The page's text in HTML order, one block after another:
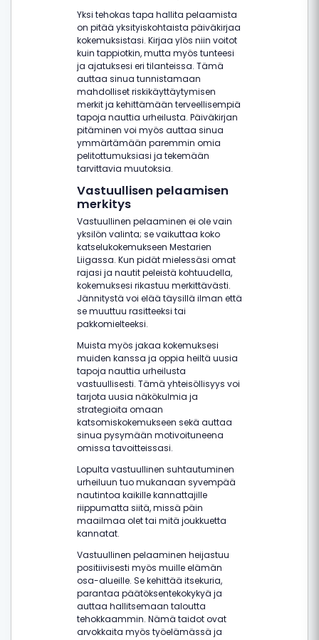
Yksi tehokas tapa hallita pelaamista
on pitää yksityiskohtaista päiväkirjaa
kokemuksistasi. Kirjaa ylös niin voitot
kuin tappiotkin, mutta myös tunteesi
ja ajatuksesi eri tilanteissa. Tämä
auttaa sinua tunnistamaan
mahdolliset riskikäyttäytymisen
merkit ja kehittämään terveellisempiä
tapoja nauttia urheilusta. Päiväkirjan
pitäminen voi myös auttaa sinua
ymmärtämään paremmin omia
pelitottumuksiasi ja tekemään
tarvittavia muutoksia.
Vastuullisen pelaamisen
merkitys
Vastuullinen pelaaminen ei ole vain
yksilön valinta; se vaikuttaa koko
katselukokemukseen Mestarien
Liigassa. Kun pidät mielessäsi omat
rajasi ja nautit peleistä kohtuudella,
kokemuksesi rikastuu merkittävästi.
Jännitystä voi elää täysillä ilman että
se muuttuu rasitteeksi tai
pakkomielteeksi.
Muista myös jakaa kokemuksesi
muiden kanssa ja oppia heiltä uusia
tapoja nauttia urheilusta
vastuullisesti. Tämä yhteisöllisyys voi
tarjota uusia näkökulmia ja
strategioita omaan
katsomiskokemukseen sekä auttaa
sinua pysymään motivoituneena
omissa tavoitteissasi.
Lopulta vastuullinen suhtautuminen
urheiluun tuo mukanaan syvempää
nautintoa kaikille kannattajille
riippumatta siitä, missä päin
maailmaa olet tai mitä joukkuetta
kannatat.
Vastuullinen pelaaminen heijastuu
positiivisesti myös muille elämän
osa-alueille. Se kehittää itsekuria,
parantaa päätöksentekokykyä ja
auttaa hallitsemaan taloutta
tehokkaammin. Nämä taidot ovat
arvokkaita myös työelämässä ja